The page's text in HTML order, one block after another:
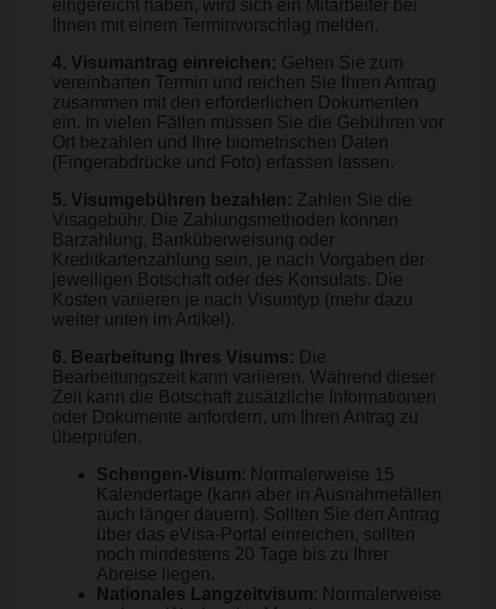
eingereicht haben, wird sich ein Mitarbeiter bei
Ihnen mit einem Terminvorschlag melden.
4. Visumantrag einreichen: Gehen Sie zum
vereinbarten Termin und reichen Sie Ihren Antrag
zusammen mit den erforderlichen Dokumenten
ein. In vielen Fällen müssen Sie die Gebühren vor
Ort bezahlen und Ihre biometrischen Daten
(Fingerabdrücke und Foto) erfassen lassen.
5. Visumgebühren bezahlen: Zahlen Sie die
Visagebühr. Die Zahlungsmethoden können
Barzahlung, Banküberweisung oder
Kreditkartenzahlung sein, je nach Vorgaben der
jeweiligen Botschaft oder des Konsulats. Die
Kosten variieren je nach Visumtyp (mehr dazu
weiter unten im Artikel).
6. Bearbeitung Ihres Visums: Die
Bearbeitungszeit kann variieren. Während dieser
Zeit kann die Botschaft zusätzliche Informationen
oder Dokumente anfordern, um Ihren Antrag zu
überprüfen.
Schengen-Visum: Normalerweise 15
Kalendertage (kann aber in Ausnahmefällen
auch länger dauern). Sollten Sie den Antrag
über das eVisa-Portal einreichen, sollten
noch mindestens 20 Tage bis zu Ihrer
Abreise liegen.
Nationales Langzeitvisum: Normalerweise